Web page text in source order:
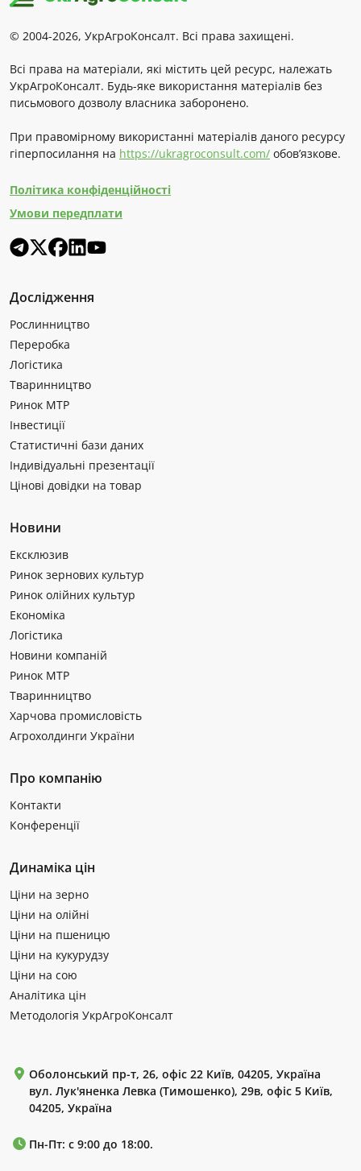
© 2004-2026, УкрАгроКонсалт. Всі права захищені.
Всі права на матеріали, які містить цей ресурс, належать
УкрАгроКонсалт. Будь-яке використання матеріалів без
письмового дозволу власника заборонено.
При правомірному використанні матеріалів даного ресурсу
гіперпосилання на https://ukragroconsult.com/ обов’язкове.
Політика конфіденційності
Умови передплати
Дослідження
Рослинництво
Переробка
Логістика
Тваринництво
Ринок МТР
Інвестиції
Статистичні бази даних
Індивідуальні презентації
Цінові довідки на товар
Новини
Ексклюзив
Ринок зернових культур
Ринок олійних культур
Економіка
Логістика
Новини компаній
Ринок МТР
Тваринництво
Харчова промисловість
Агрохолдинги України
Про компанію
Контакти
Конференції
Динаміка цін
Ціни на зерно
Ціни на олійні
Ціни на пшеницю
Ціни на кукурудзу
Ціни на сою
Аналітика цін
Методологія УкрАгроКонсалт
Оболонський пр-т, 26, офіс 22 Київ, 04205, Україна
вул. Лук'яненка Левка (Тимошенко), 29в, офіс 5 Київ,
04205, Україна
Пн-Пт: с 9:00 до 18:00.